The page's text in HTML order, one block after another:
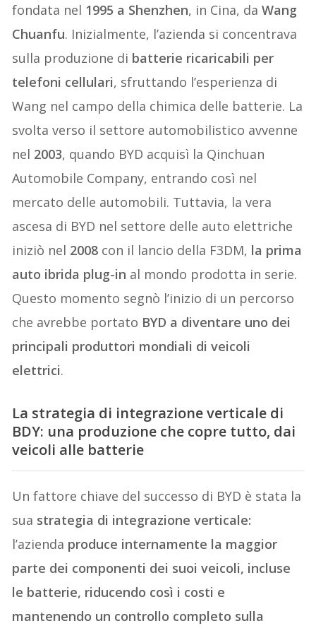
fondata nel 1995 a Shenzhen, in Cina, daWang
Chuanfu. Inizialmente, l’azienda si concentrava
sulla produzione di batterie ricaricabili per
telefoni cellulari, sfruttando l’esperienza di
Wang nel campo della chimica delle batterie. La
svolta verso il settore automobilistico avvenne
nel 2003, quando BYD acquisì la Qinchuan
Automobile Company, entrando così nel
mercato delle automobili. Tuttavia, la vera
ascesa di BYD nel settore delle auto elettriche
iniziò nel 2008 con il lancio della F3DM, la prima
auto ibrida plug-in al mondo prodotta in serie.
Questo momento segnò l’inizio di un percorso
che avrebbe portato BYD a diventare uno dei
principali produttori mondiali di veicoli
elettrici.
La strategia di integrazione verticale di
BDY: una produzione che copre tutto, dai
veicoli alle batterie
Un fattore chiave del successo di BYD è stata la
sua strategia di integrazione verticale:
l’azienda produce internamente la maggior
parte dei componenti dei suoi veicoli, incluse
le batterie, riducendo così i costi e
mantenendo un controllo completo sulla